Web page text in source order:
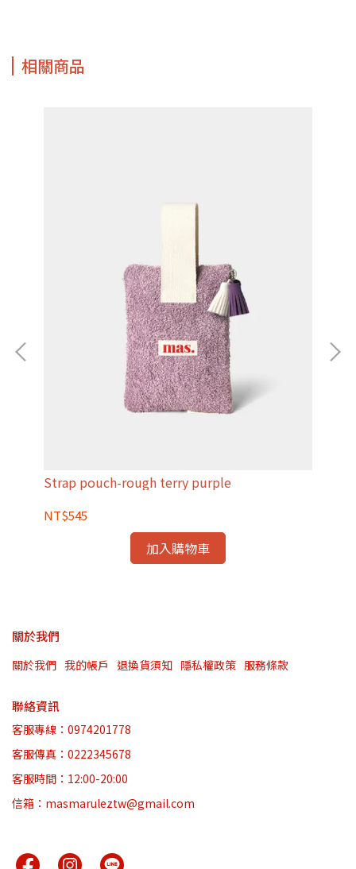
相關商品
Strap pouch-rough terry purple
NT$545
加入購物車
關於我們
關於我們 我的帳戶 退換貨須知 隱私權政策 服務條款
聯絡資訊
客服專線：0974201778
客服傳真：0222345678
客服時間：12:00-20:00
信箱：masmaruleztw@gmail.com